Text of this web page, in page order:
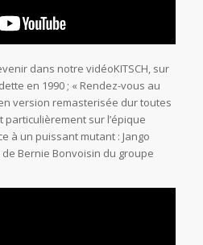
dans notre vidéoKITSCH, sur
en 1990 ; « Rendez-vous au
version remasterisée dur toutes
particulièrement sur l’épique
à un puissant mutant : Jango
Bernie Bonvoisin du groupe